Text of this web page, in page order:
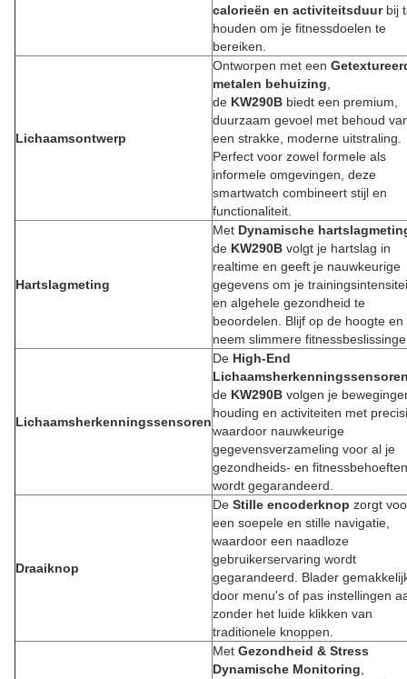
calorieën en activiteitsduurbij
houden om je fitnessdoelen te
bereiken.
Lichaamsontwerp
Ontworpen met een
metalen behuizing
de KW290B biedt een premium,
duurzaam gevoel met behoud
een strakke, moderne uitstraling.
Perfect voor zowel formele als
informele omgevingen, deze
smartwatch combineert stijl en
functionaliteit.
Hartslagmeting
Met Dynamische
de KW290B volgt je hartslag in
realtime en geeft je nauwkeurige
gegevens om je
en algehele gezondheid te
beoordelen. Blijf op de hoogte en
neem slimmere
Lichaamsherkenningssensoren
De High-End
de KW290B volgen je
houding en activiteiten met
waardoor nauwkeurige
gegevensverzameling voor al je
gezondheids- en fitnessbehoeften
wordt gegarandeerd.
Draaiknop
De Stille encoderknop zorgt
een soepele en stille navigatie,
waardoor een naadloze
gebruikerservaring wordt
gegarandeerd. Blader
door menu's of pas instellingen
zonder het luide klikken van
traditionele knoppen.
Met Gezondheid & Stress
Dynamische Monitoring